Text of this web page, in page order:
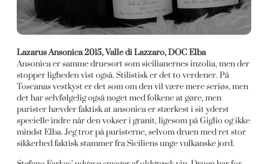
Lazarus Ansonica 2015, Valle di Lazzaro, DOC Elba
Ansonica er samme druesort som sicilianernes inzolia, men der
stopper ligheden vist også. Stilistisk er det to verdener. På
Toscanas vestkyst er det som om den vil være mere seriøs, men
det har selvfølgelig også noget med folkene at gøre, men
purister hævder faktisk at ansonica er stærkest i sit yderst
specielle indre når den vokser i granit, ligesom på Giglio og ikke
mindst Elba. Jeg tror på puristerne, selvom druen med ret stor
sikkerhed faktisk stammer fra Siciliens unge vulkanske jord.